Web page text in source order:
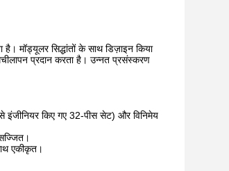
मॉड्यूलर सिद्धांतों के साथ डिज़ाइन किया
प्रदान करता है। उन्नत प्रसंस्करण
किए गए 32-पीस सेट) और विनिमेय
एकीकृत।